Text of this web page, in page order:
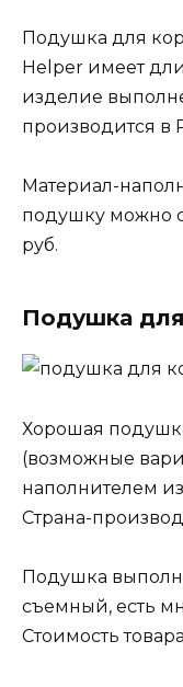
Подушка для
Helper имеет
изделие
производится в
Материал-
подушку можно
руб.
Подушка
Хорошая
(возможные
наполнителем
Страна-
Подушка
съемный, есть
Стоимость